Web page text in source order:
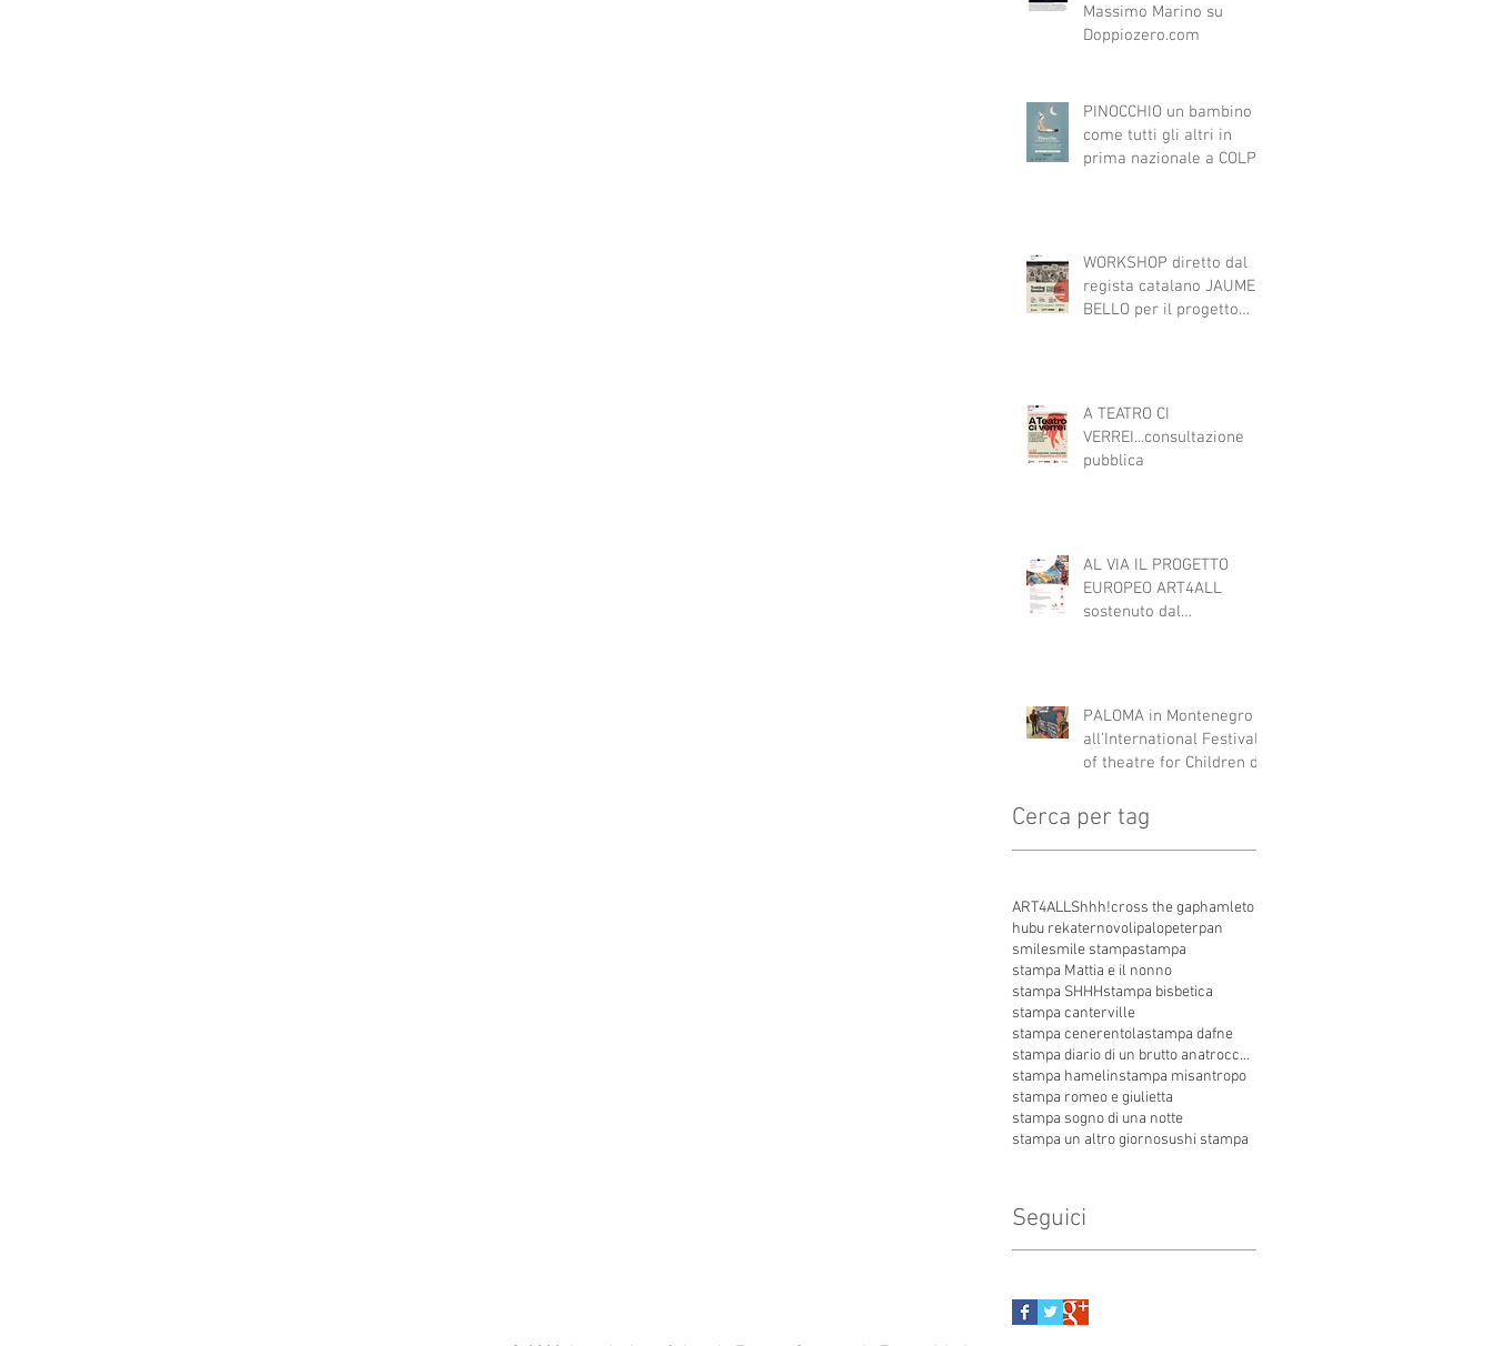
Massimo Marino su
Doppiozero.com
PINOCCHIO un bambino
come tutti gli altri in
prima nazionale a COLPI
WORKSHOP diretto dal
regista catalano JAUME
BELLO per il progetto
nelle attività teatrali
A TEATRO CI
VERREI...consultazione
pubblica
AL VIA IL PROGETTO
EUROPEO ART4ALL
sostenuto dal
Montenegro.
PALOMA in Montenegro
all’International Festival
of theatre for Children di
Cerca per tag
ART4ALLShhh!cross the gaphamleto
hubu rekaternovolipalopeterpan
smilesmile stampastampa
stampa Mattia e il nonno
stampa SHHHstampa bisbetica
stampa canterville
stampa cenerentolastampa dafne
stampa diario di un brutto anatroccolo
stampa hamelinstampa misantropo
stampa romeo e giulietta
stampa sogno di una notte
stampa un altro giornosushi stampa
Seguici